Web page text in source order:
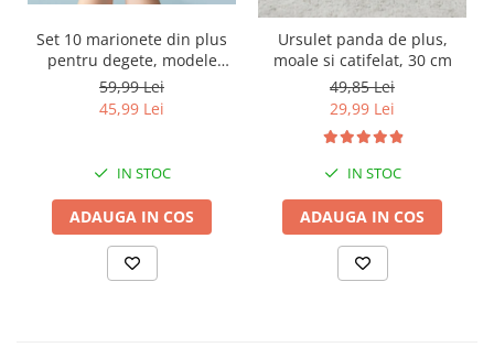
Set 10 marionete din plus
pentru degete, modele
animalute, 3 ani +
59,99 Lei
45,99 Lei
IN STOC
ADAUGA IN COS
Ursulet panda de plus,
moale si catifelat, 30 cm
49,85 Lei
29,99 Lei
IN STOC
ADAUGA IN COS